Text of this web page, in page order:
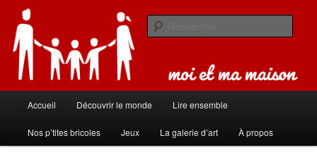
contenu
principalMoi et ma maison
Carnet de bord de famille
principal
Accueil Découvrir le monde Lire ensemble
Nos p’tites bricoles Jeux La galerie d’art À propos